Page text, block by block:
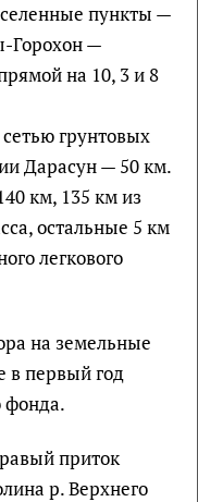
пункты —
Горохон —
на 10, 3 и 8
грунтовых
Дарасун — 50 км.
км, 135 км из
остальные 5 км
легкового
на земельные
в первый год
фонда.
приток
р. Верхнего